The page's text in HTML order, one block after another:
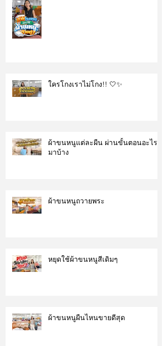
ใครโกงเราไม่โกง!! 🤍✨
ผ้าขนหนูแต่ละผืน ผ่านขั้นตอนอะไร
มาบ้าง
ผ้าขนหนูถวายพระ
หยุดใช้ผ้าขนหนูสีเดิมๆ
ผ้าขนหนูผืนไหนขายดีสุด